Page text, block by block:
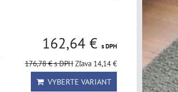
162,64 € s DPH
176,78 €s DPH Zľava 14,14 €
VYBERTE VARIANT